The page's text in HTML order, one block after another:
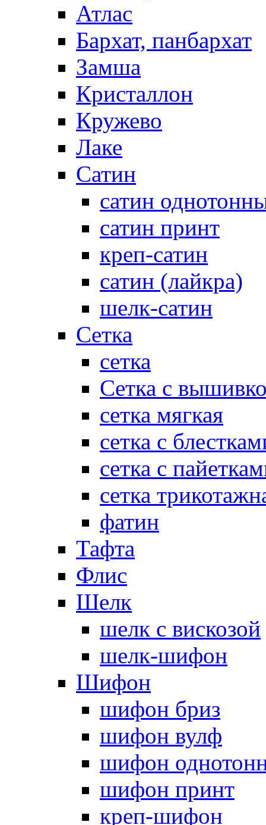
Атлас
Бархат, панбархат
Замша
Кристаллон
Кружево
Лаке
Сатин
сатин
сатин принт
креп-сатин
сатин (лайкра)
шелк-сатин
Сетка
сетка
Сетка с
сетка мягкая
сетка с
сетка с
сетка
фатин
Тафта
Флис
Шелк
шелк с вискозой
шелк-шифон
Шифон
шифон бриз
шифон вулф
шифон
шифон принт
креп-шифон